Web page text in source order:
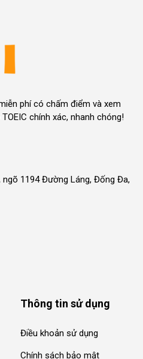
phí có chấm điểm và xem
chính xác, nhanh chóng!
1194 Đường Láng, Đống Đa,
Thông tin sử dụng
Điều khoản sử dụng
Chính sách bảo mật